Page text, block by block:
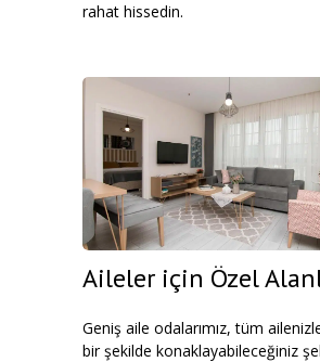
rahat hissedin.
Aileler için Özel
Geniş aile odalarımız, tüm
bir şekilde konaklayabileceğiniz